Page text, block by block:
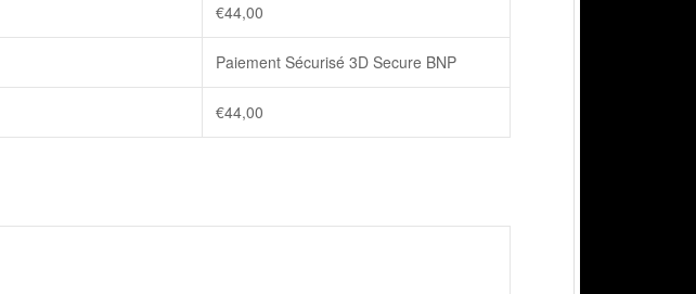
€44,00
Paiement Sécurisé 3D Secure BNP
€44,00